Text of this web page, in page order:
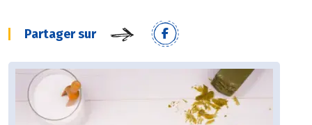
Partager sur